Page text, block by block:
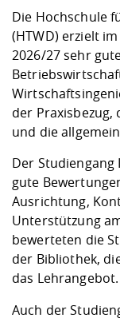
Career Service
Angebote für
Kontakt und
Die Hochschule
(HTWD) erzielt
2026/27 sehr
der
und die
Der
gute
Ausrichtung,
Unterstützung
bewerteten die
der Bibliothek,
das Lehrangebot.
Auch der